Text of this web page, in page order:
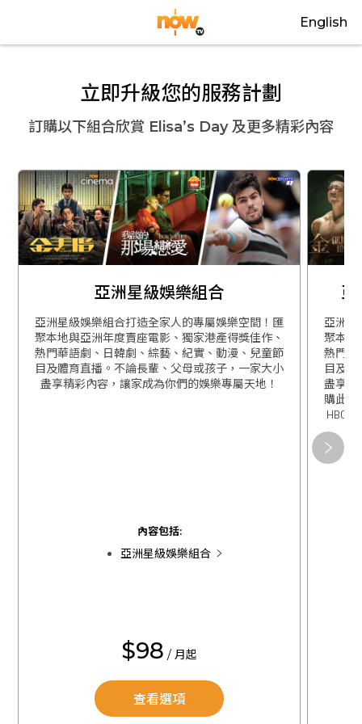
English
立即升級您的服務計劃
訂購以下組合欣賞 Elisa’s Day及更多精彩內容
亞洲星級娛樂組合
亞洲星級娛樂組合打造全家人的專屬娛樂空間！匯
聚本地與亞洲年度賣座電影、獨家港產得獎佳作、
熱門華語劇、日韓劇、綜藝、紀實、動漫、兒童節
目及體育直播。不論長輩、父母或孩子，一家大小
盡享精彩內容，讓家成為你們的娛樂專屬天地！
內容包括:
亞洲星級娛樂組合
$98 / 月起
查看選項
亞
亞洲星
聚本地
熱門華
目及
盡享精
購此組
HBO
關閉